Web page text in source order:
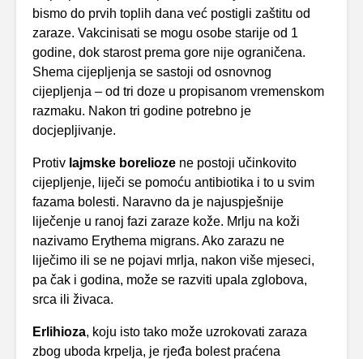
bismo do prvih toplih dana već postigli zaštitu od
zaraze. Vakcinisati se mogu osobe starije od 1
godine, dok starost prema gore nije ograničena.
Shema cijepljenja se sastoji od osnovnog
cijepljenja – od tri doze u propisanom vremenskom
razmaku. Nakon tri godine potrebno je
docjepljivanje.
Protiv lajmske borelioze ne postoji učinkovito
cijepljenje, liječi se pomoću antibiotika i to u svim
fazama bolesti. Naravno da je najuspješnije
liječenje u ranoj fazi zaraze kože. Mrlju na koži
nazivamo Erythema migrans. Ako zarazu ne
liječimo ili se ne pojavi mrlja, nakon više mjeseci,
pa čak i godina, može se razviti upala zglobova,
srca ili živaca.
Erlihioza, koju isto tako može uzrokovati zaraza
zbog uboda krpelja, je rjeđa bolest praćena